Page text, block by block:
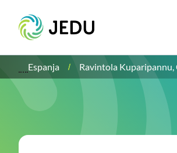
sisältöön
Etusivu
Espanja Ravintola Kuparipannu,